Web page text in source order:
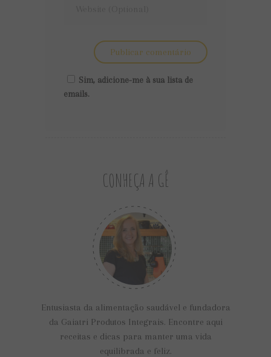
Sim, adicione-me à sua lista de
emails.
CONHEÇA A GÊ
Entusiasta da alimentação saudável e fundadora
da Gaiatri Produtos Integrais. Encontre aqui
receitas e dicas para manter uma vida
equilibrada e feliz.